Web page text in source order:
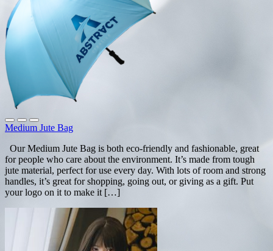
Medium Jute Bag
Our Medium Jute Bag is both eco-friendly and fashionable, great
for people who care about the environment. It’s made from tough
jute material, perfect for use every day. With lots of room and strong
handles, it’s great for shopping, going out, or giving as a gift. Put
your logo on it to make it […]